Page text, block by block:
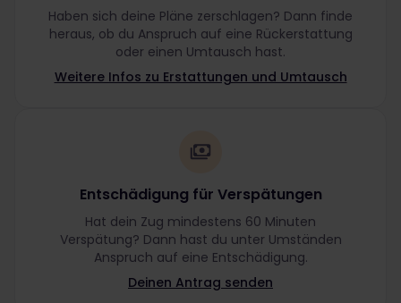
Haben sich deine Pläne zerschlagen? Dann finde
heraus, ob du Anspruch auf eine Rückerstattung
oder einen Umtausch hast.
Weitere Infos zu Erstattungen und Umtausch
Entschädigung für Verspätungen
Hat dein Zug mindestens 60 Minuten
Verspätung? Dann hast du unter Umständen
Anspruch auf eine Entschädigung.
Deinen Antrag senden